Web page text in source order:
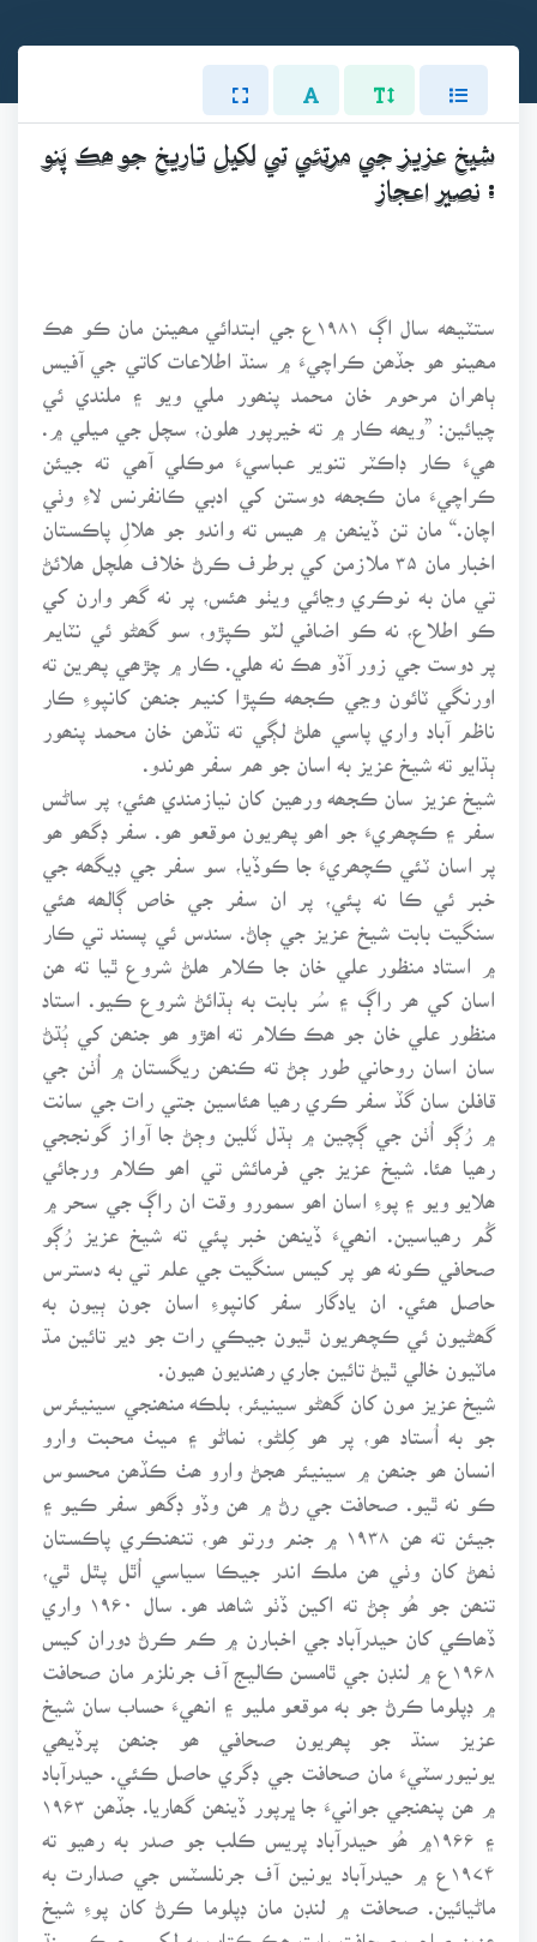
شيخ عزيز جي مرتئي تي لکيل تاريخ جو ھڪ پَنو
: نصير اعجاز
ستٽيھه سال اڳ ۱۹۸۱ع جي ابتدائي مھينن مان ڪو ھڪ
مھينو ھو جڏھن ڪراچيءَ ۾ سنڌ اطلاعات کاتي جي آفيس
ٻاھران مرحوم خان محمد پنھور ملي ويو ۽ ملندي ئي
چيائين: ”ويھه ڪار ۾ ته خيرپور ھلون، سچل جي ميلي ۾.
ھيءَ ڪار ڊاڪٽر تنوير عباسيءَ موڪلي آھي ته جيئن
ڪراچيءَ مان ڪجھه دوستن کي ادبي ڪانفرنس لاءِ وٺي
اچان.“ مان تن ڏينھن ۾ ھيس ته واندو جو ھلالِ پاڪستان
اخبار مان ۳۵ ملازمن کي برطرف ڪرڻ خلاف ھلچل ھلائڻ
تي مان به نوڪري وڃائي ويٺو ھئس، پر نه گھر وارن کي
ڪو اطلاع، نه ڪو اضافي لٽو ڪپڙو، سو گھڻو ئي نٽايم
پر دوست جي زور آڏو ھڪ نه ھلي. ڪار ۾ چڙھي پھرين ته
اورنگي ٽائون وڃي ڪجھه ڪپڙا کنيم جنھن کانپوءِ ڪار
ناظم آباد واري پاسي ھلڻ لڳي ته تڏھن خان محمد پنھور
ٻڌايو ته شيخ عزيز به اسان جو ھم سفر ھوندو.
شيخ عزيز سان ڪجھه ورھين کان نيازمندي ھئي، پر ساڻس
سفر ۽ ڪچھريءَ جو اھو پھريون موقعو ھو. سفر ڊگھو ھو
پر اسان ٽئي ڪچھريءَ جا ڪوڏيا، سو سفر جي ڊيگھه جي
خبر ئي ڪا نه پئي، پر ان سفر جي خاص ڳالھه ھئي
سنگيت بابت شيخ عزيز جي ڄاڻ. سندس ئي پسند تي ڪار
۾ استاد منظور علي خان جا ڪلام ھلڻ شروع ٿيا ته ھن
اسان کي ھر راڳ ۽ سُر بابت به ٻڌائڻ شروع ڪيو. استاد
منظور علي خان جو ھڪ ڪلام ته اھڙو ھو جنھن کي ٻُڌڻ
سان اسان روحاني طور ڄڻ ته ڪنھن ريگستان ۾ اُٺن جي
قافلن سان گڏ سفر ڪري رھيا ھئاسين جتي رات جي سانت
۾ رُڳو اُٺن جي ڳچين ۾ ٻڌل ٽَلين وڄڻ جا آواز گونججي
رھيا ھئا. شيخ عزيز جي فرمائش تي اھو ڪلام ورجائي
ھلايو ويو ۽ پوءِ اسان اھو سمورو وقت ان راڳ جي سحر ۾
گُم رھياسين. انھيءَ ڏينھن خبر پئي ته شيخ عزيز رُڳو
صحافي ڪونه ھو پر کيس سنگيت جي علم تي به دسترس
حاصل ھئي. ان يادگار سفر کانپوءِ اسان جون ٻيون به
گھڻيون ئي ڪچھريون ٿيون جيڪي رات جو دير تائين مڌ
ماٽيون خالي ٿيڻ تائين جاري رھنديون ھيون.
شيخ عزيز مون کان گھڻو سينيئر، بلڪه منھنجي سينيئرس
جو به اُستاد ھو، پر ھو کِلڻو، نماڻو ۽ ميٺ محبت وارو
انسان ھو جنھن ۾ سينيئر ھجڻ وارو ھٺ ڪڏھن محسوس
ڪو نه ٿيو. صحافت جي رڻ ۾ ھن وڏو ڊگھو سفر ڪيو ۽
جيئن ته ھن ۱۹۳۸ ۾ جنم ورتو ھو، تنھنڪري پاڪستان
ٺھڻ کان وٺي ھن ملڪ اندر جيڪا سياسي اُٿل پٿل ٿي،
تنھن جو ھُو ڄڻ ته اکين ڏٺو شاھد ھو. سال ۱۹۶۰ واري
ڏھاڪي کان حيدرآباد جي اخبارن ۾ ڪم ڪرڻ دوران کيس
۱۹۶۸ع ۾ لنڊن جي ٿامسن ڪاليج آف جرنلزم مان صحافت
۾ ڊپلوما ڪرڻ جو به موقعو مليو ۽ انھيءَ حساب سان شيخ
عزيز سنڌ جو پھريون صحافي ھو جنھن پرڏيھي
يونيورسٽيءَ مان صحافت جي ڊگري حاصل ڪئي. حيدرآباد
۽ ۱۹۶۶۾ ھُو حيدرآباد پريس ڪلب جو صدر به رھيو ته
۱۹۷۴ع ۾ حيدرآباد يونين آف جرنلسٽس جي صدارت به
ماڻيائين. صحافت ۾ لنڊن مان ڊپلوما ڪرڻ کان پوءِ شيخ
عزيز صاحب صحافت بابت ھڪ ڪتاب به لکيو، جيڪو سنڌ